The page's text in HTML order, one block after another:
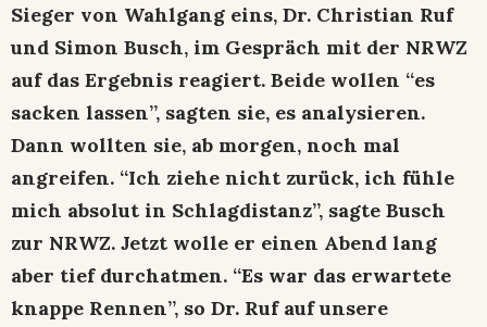
Sieger von Wahlgang eins, Dr. Christian Ruf
und Simon Busch, im Gespräch mit der NRWZ
auf das Ergebnis reagiert. Beide wollen “es
sacken lassen”, sagten sie, es analysieren.
Dann wollten sie, ab morgen, noch mal
angreifen. “Ich ziehe nicht zurück, ich fühle
mich absolut in Schlagdistanz”, sagte Busch
zur NRWZ. Jetzt wolle er einen Abend lang
aber tief durchatmen. “Es war das erwartete
knappe Rennen”, so Dr. Ruf auf unsere